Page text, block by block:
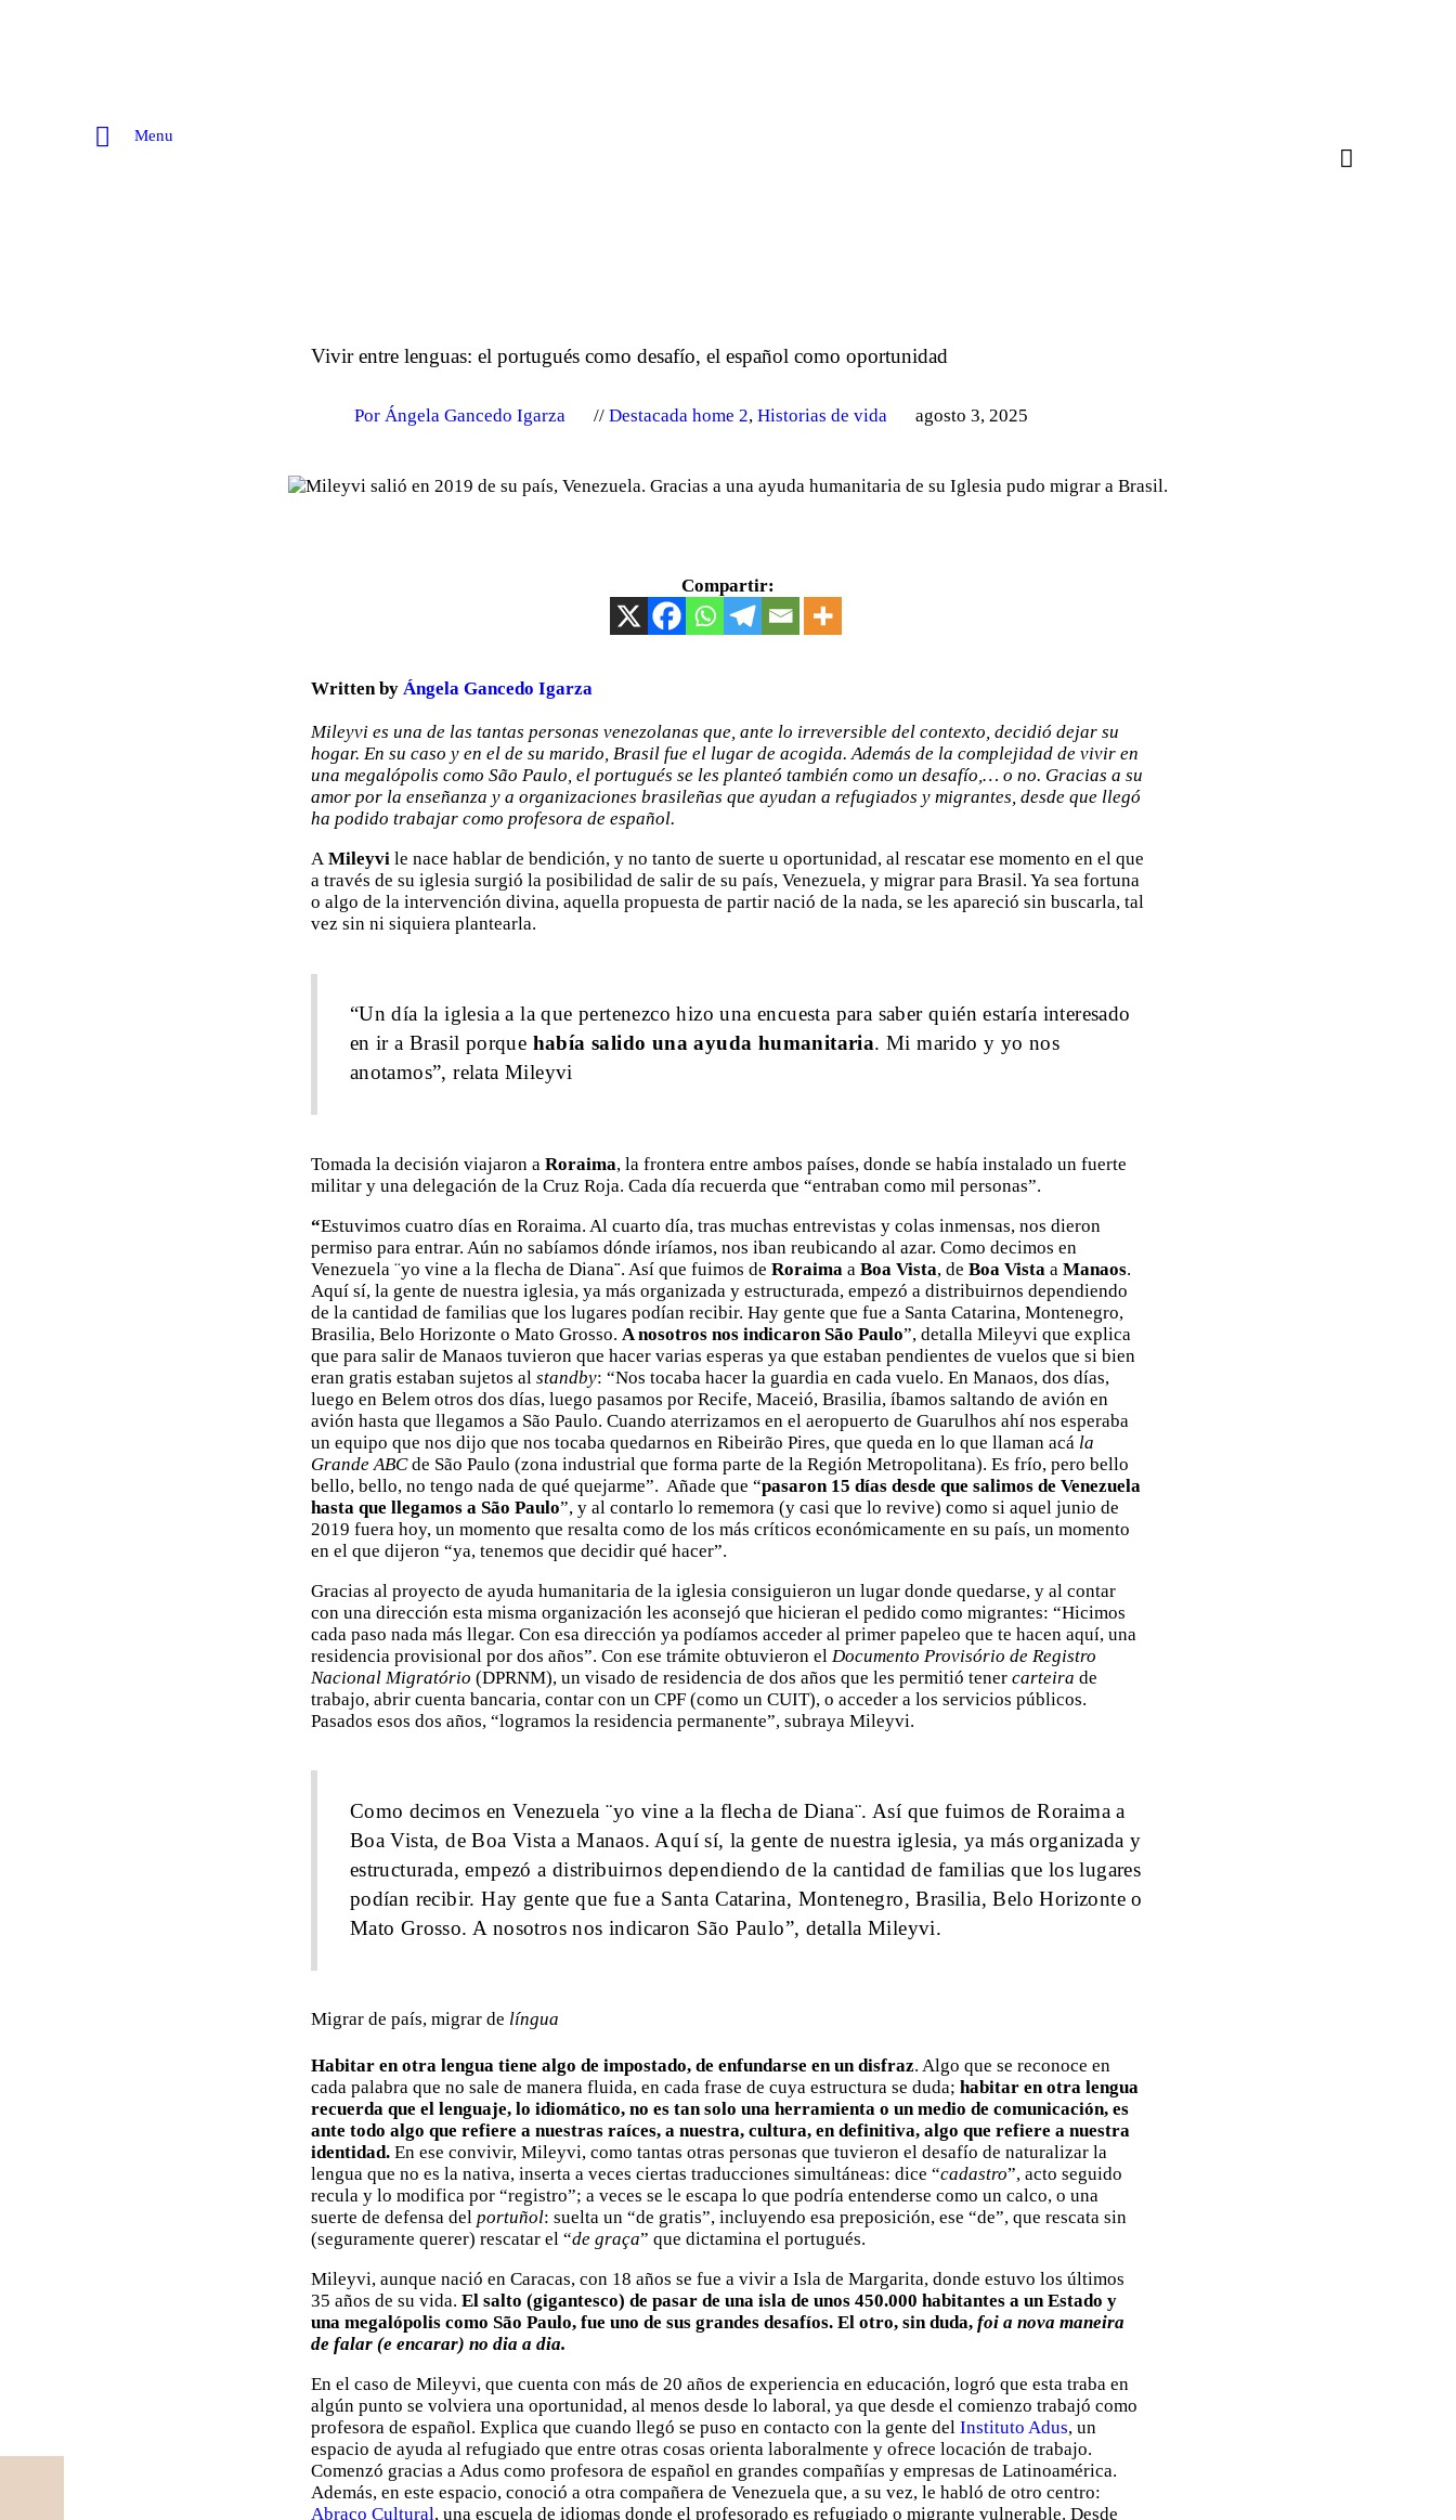
Menu
Vivir entre lenguas: el portugués como desafío, el español como oportunidad
Por Ángela Gancedo Igarza Destacada home 2,Historias de vida agosto 3, 2025
Compartir:
Written by Ángela Gancedo Igarza
Mileyvi es una de las tantas personas venezolanas que, ante lo irreversible del contexto, decidió dejar su
hogar. En su caso y en el de su marido, Brasil fue el lugar de acogida. Además de la complejidad de vivir en
una megalópolis como São Paulo, el portugués se les planteó también como un desafío,… o no. Gracias a su
amor por la enseñanza y a organizaciones brasileñas que ayudan a refugiados y migrantes, desde que llegó
ha podido trabajar como profesora de español.
A Mileyvi le nace hablar de bendición, y no tanto de suerte u oportunidad, al rescatar ese momento en el que
a través de su iglesia surgió la posibilidad de salir de su país, Venezuela, y migrar para Brasil. Ya sea fortuna
o algo de la intervención divina, aquella propuesta de partir nació de la nada, se les apareció sin buscarla, tal
vez sin ni siquiera plantearla.
“Un día la iglesia a la que pertenezco hizo una encuesta para saber quién estaría interesado
en ir a Brasil porque había salido una ayuda humanitaria. Mi marido y yo nos
anotamos”, relata Mileyvi
Tomada la decisión viajaron a Roraima, la frontera entre ambos países, donde se había instalado un fuerte
militar y una delegación de la Cruz Roja. Cada día recuerda que “entraban como mil personas”.
“Estuvimos cuatro días en Roraima. Al cuarto día, tras muchas entrevistas y colas inmensas, nos dieron
permiso para entrar. Aún no sabíamos dónde iríamos, nos iban reubicando al azar. Como decimos en
Venezuela ¨yo vine a la flecha de Diana¨. Así que fuimos de Roraima a Boa Vista, de Boa Vista a Manaos.
Aquí sí, la gente de nuestra iglesia, ya más organizada y estructurada, empezó a distribuirnos dependiendo
de la cantidad de familias que los lugares podían recibir. Hay gente que fue a Santa Catarina, Montenegro,
Brasilia, Belo Horizonte o Mato Grosso. A nosotros nos indicaron São Paulo”, detalla Mileyvi que explica
que para salir de Manaos tuvieron que hacer varias esperas ya que estaban pendientes de vuelos que si bien
eran gratis estaban sujetos al standby: “Nos tocaba hacer la guardia en cada vuelo. En Manaos, dos días,
luego en Belem otros dos días, luego pasamos por Recife, Maceió, Brasilia, íbamos saltando de avión en
avión hasta que llegamos a São Paulo. Cuando aterrizamos en el aeropuerto de Guarulhos ahí nos esperaba
un equipo que nos dijo que nos tocaba quedarnos en Ribeirão Pires, que queda en lo que llaman acá la
Grande ABCde São Paulo (zona industrial que forma parte de la Región Metropolitana). Es frío, pero bello
bello, bello, no tengo nada de qué quejarme”. Añade que “pasaron 15 días desde que salimos de Venezuela
hasta que llegamos a São Paulo”, y al contarlo lo rememora (y casi que lo revive) como si aquel junio de
2019 fuera hoy, un momento que resalta como de los más críticos económicamente en su país, un momento
en el que dijeron “ya, tenemos que decidir qué hacer”.
Gracias al proyecto de ayuda humanitaria de la iglesia consiguieron un lugar donde quedarse, y al contar
con una dirección esta misma organización les aconsejó que hicieran el pedido como migrantes: “Hicimos
cada paso nada más llegar. Con esa dirección ya podíamos acceder al primer papeleo que te hacen aquí, una
residencia provisional por dos años”. Con ese trámite obtuvieron el Documento Provisório de Registro
Nacional Migratório (DPRNM), un visado de residencia de dos años que les permitió tener carteira de
trabajo, abrir cuenta bancaria, contar con un CPF (como un CUIT), o acceder a los servicios públicos.
Pasados esos dos años, “logramos la residencia permanente”, subraya Mileyvi.
Como decimos en Venezuela ¨yo vine a la flecha de Diana¨. Así que fuimos de Roraima a
Boa Vista, de Boa Vista a Manaos. Aquí sí, la gente de nuestra iglesia, ya más organizada y
estructurada, empezó a distribuirnos dependiendo de la cantidad de familias que los lugares
podían recibir. Hay gente que fue a Santa Catarina, Montenegro, Brasilia, Belo Horizonte o
Mato Grosso. A nosotros nos indicaron São Paulo”, detalla Mileyvi.
Migrar de país, migrar de língua
Habitar en otra lengua tiene algo de impostado, de enfundarse en un disfraz. Algo que se reconoce en
cada palabra que no sale de manera fluida, en cada frase de cuya estructura se duda; habitar en otra lengua
recuerda que el lenguaje, lo idiomático, no es tan solo una herramienta o un medio de comunicación, es
ante todo algo que refiere a nuestras raíces, a nuestra, cultura, en definitiva, algo que refiere a nuestra
identidad. En ese convivir, Mileyvi, como tantas otras personas que tuvieron el desafío de naturalizar la
lengua que no es la nativa, inserta a veces ciertas traducciones simultáneas: dice “cadastro”, acto seguido
recula y lo modifica por “registro”; a veces se le escapa lo que podría entenderse como un calco, o una
suerte de defensa del portuñol: suelta un “de gratis”, incluyendo esa preposición, ese “de”, que rescata sin
(seguramente querer) rescatar el “de graça” que dictamina el portugués.
Mileyvi, aunque nació en Caracas, con 18 años se fue a vivir a Isla de Margarita, donde estuvo los últimos
35 años de su vida. El salto (gigantesco) de pasar de una isla de unos 450.000 habitantes a un Estado y
una megalópolis como São Paulo, fue uno de sus grandes desafíos. El otro, sin duda, foi a nova maneira
de falar (e encarar) no dia a dia.
En el caso de Mileyvi, que cuenta con más de 20 años de experiencia en educación, logró que esta traba en
algún punto se volviera una oportunidad, al menos desde lo laboral, ya que desde el comienzo trabajó como
profesora de español. Explica que cuando llegó se puso en contacto con la gente del Instituto Adus, un
espacio de ayuda al refugiado que entre otras cosas orienta laboralmente y ofrece locación de trabajo.
Comenzó gracias a Adus como profesora de español en grandes compañías y empresas de Latinoamérica.
Además, en este espacio, conoció a otra compañera de Venezuela que, a su vez, le habló de otro centro:
Abraço Cultural, una escuela de idiomas donde el profesorado es refugiado o migrante vulnerable. Desde